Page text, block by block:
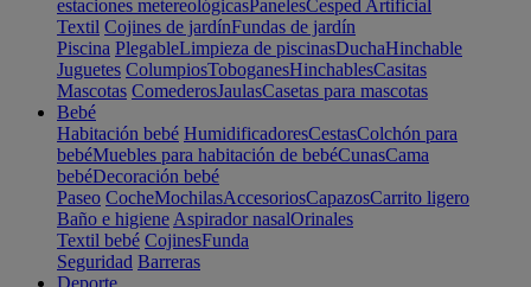
estaciones metereológicasPanelesCesped Artificial
Textil Cojines de jardínFundas de jardín
Piscina PlegableLimpieza de piscinasDuchaHinchable
Juguetes ColumpiosToboganesHinchablesCasitas
Mascotas ComederosJaulasCasetas para mascotas
Bebé
Habitación bebé HumidificadoresCestasColchón para
bebéMuebles para habitación de bebéCunasCama
bebéDecoración bebé
Paseo CocheMochilasAccesoriosCapazosCarrito ligero
Baño e higiene Aspirador nasalOrinales
Textil bebé CojinesFunda
Seguridad Barreras
Deporte